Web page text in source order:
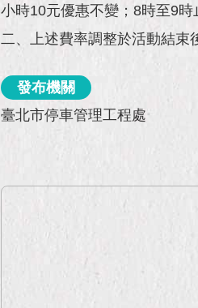
小時10元優惠不變；8時至9
二、上述費率調整於活動結束
發布機關
臺北市停車管理工程處